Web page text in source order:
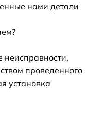
нами детали
неисправности,
проведенного
установка